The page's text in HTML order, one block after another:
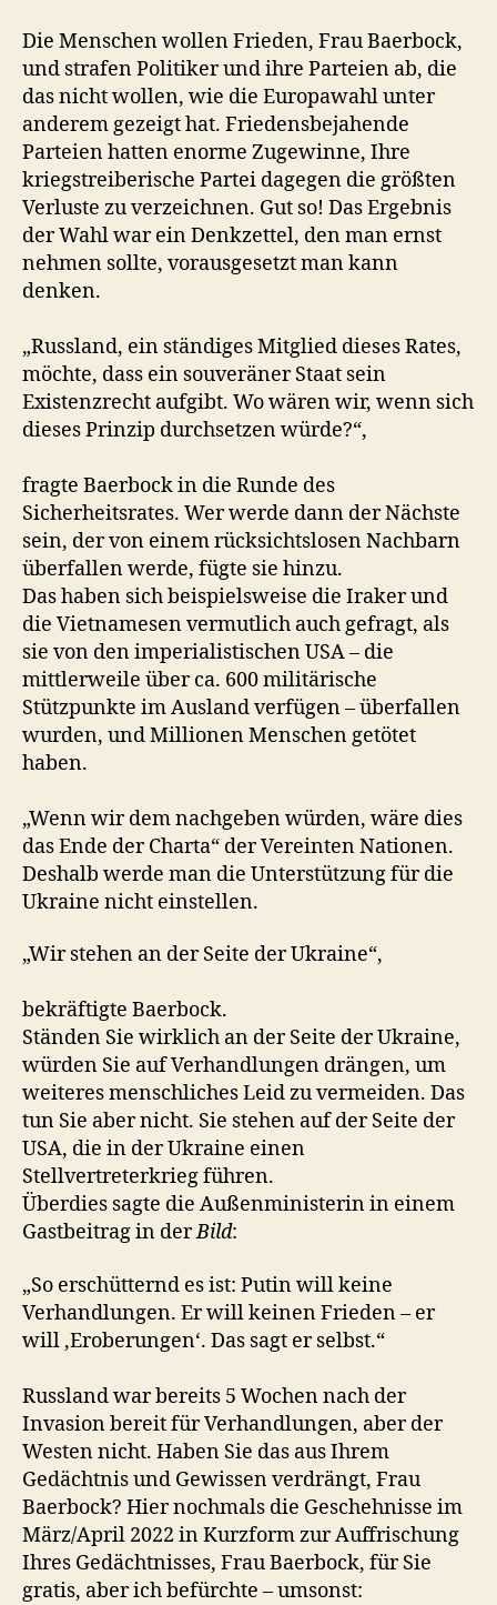
Die Menschen wollen Frieden, Frau Baerbock,
und strafen Politiker und ihre Parteien ab, die
das nicht wollen, wie die Europawahl unter
anderem gezeigt hat. Friedensbejahende
Parteien hatten enorme Zugewinne, Ihre
kriegstreiberische Partei dagegen die größten
Verluste zu verzeichnen. Gut so! Das Ergebnis
der Wahl war ein Denkzettel, den man ernst
nehmen sollte, vorausgesetzt man kann
denken.
„Russland, ein ständiges Mitglied dieses Rates,
möchte, dass ein souveräner Staat sein
Existenzrecht aufgibt. Wo wären wir, wenn sich
dieses Prinzip durchsetzen würde?“,
fragte Baerbock in die Runde des
Sicherheitsrates. Wer werde dann der Nächste
sein, der von einem rücksichtslosen Nachbarn
überfallen werde, fügte sie hinzu.
Das haben sich beispielsweise die Iraker und
die Vietnamesen vermutlich auch gefragt, als
sie von den imperialistischen USA – die
mittlerweile über ca. 600 militärische
Stützpunkte im Ausland verfügen – überfallen
wurden, und Millionen Menschen getötet
haben.
„Wenn wir dem nachgeben würden, wäre dies
das Ende der Charta“ der Vereinten Nationen.
Deshalb werde man die Unterstützung für die
Ukraine nicht einstellen.
„Wir stehen an der Seite der Ukraine“,
bekräftigte Baerbock.
Ständen Sie wirklich an der Seite der Ukraine,
würden Sie auf Verhandlungen drängen, um
weiteres menschliches Leid zu vermeiden. Das
tun Sie aber nicht. Sie stehen auf der Seite der
USA, die in der Ukraine einen
Stellvertreterkrieg führen.
Überdies sagte die Außenministerin in einem
Gastbeitrag in derBild:
„So erschütternd es ist: Putin will keine
Verhandlungen. Er will keinen Frieden – er
will ‚Eroberungen‘. Das sagt er selbst.“
Russland war bereits 5 Wochen nach der
Invasion bereit für Verhandlungen, aber der
Westen nicht. Haben Sie das aus Ihrem
Gedächtnis und Gewissen verdrängt, Frau
Baerbock? Hier nochmals die Geschehnisse im
März/April 2022 in Kurzform zur Auffrischung
Ihres Gedächtnisses, Frau Baerbock, für Sie
gratis, aber ich befürchte – umsonst: